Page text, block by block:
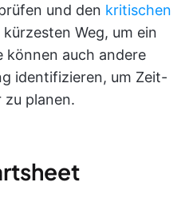
und den kritischen
Weg, um ein
können auch andere
identifizieren, um Zeit-
zu planen.